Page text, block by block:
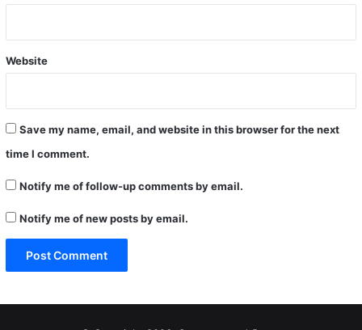
Website
Save my name, email, and website in this browser for the next
time I comment.
Notify me of follow-up comments by email.
Notify me of new posts by email.